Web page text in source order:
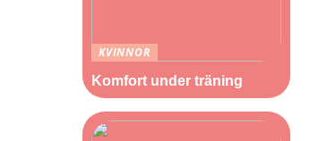
KVINNOR
Komfort under träning